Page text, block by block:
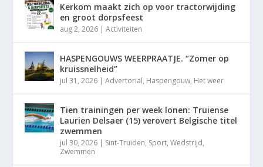
Kerkom maakt zich op voor tractorwijding
en groot dorpsfeest
aug 2, 2026 |Activiteiten
HASPENGOUWS WEERPRAATJE. “Zomer op
kruissnelheid”
jul 31, 2026 |Advertorial, Haspengouw, Het weer
Tien trainingen per week lonen: Truiense
Laurien Delsaer (15) verovert Belgische titel
zwemmen
jul 30, 2026 | Sint-Truiden, Sport,Wedstrijd,
Zwemmen